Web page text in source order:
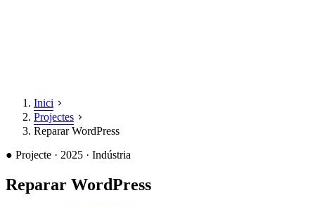
Inici
Projectes
Reparar WordPress
● Projecte · 2025 · Indústria
Reparar WordPress